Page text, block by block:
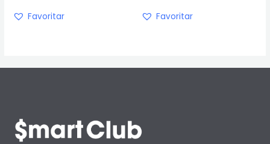
Favoritar Favoritar